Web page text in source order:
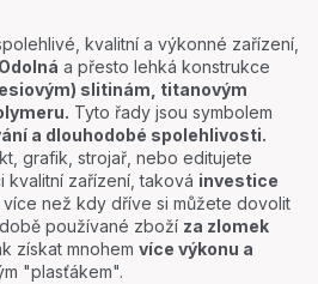
kvalitní a výkonné zařízení,
Odolná a přesto lehká konstrukce
slitinám, titanovým
Tyto řady jsou symbolem
a dlouhodobé spolehlivosti.
grafik, strojař, nebo editujete
kvalitní zařízení, taková investice
více než kdy dříve si můžete dovolit
používané zboží za zlomek
získat mnohem více výkonu a
"plasťákem".